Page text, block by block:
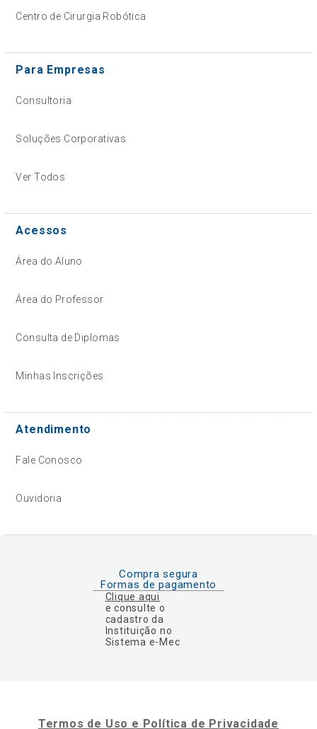
Centro de Cirurgia Robótica
Para Empresas
Consultoria
Soluções Corporativas
Ver Todos
Acessos
Área do Aluno
Área do Professor
Consulta de Diplomas
Minhas Inscrições
Atendimento
Fale Conosco
Ouvidoria
Compra segura
Formas de pagamento
Clique aqui
e consulte o
cadastro da
Instituição no
Sistema e-Mec
Termos de Uso e Política de Privacidade